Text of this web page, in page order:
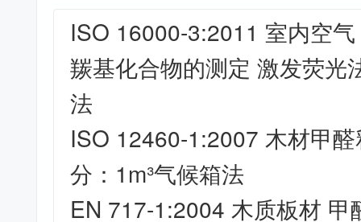
ISO 16000-3:2011 室内空
羰基化合物的测定 激发荧光
法
ISO 12460-1:2007 木材甲
分：1m³气候箱法
EN 717-1:2004 木质板材 甲